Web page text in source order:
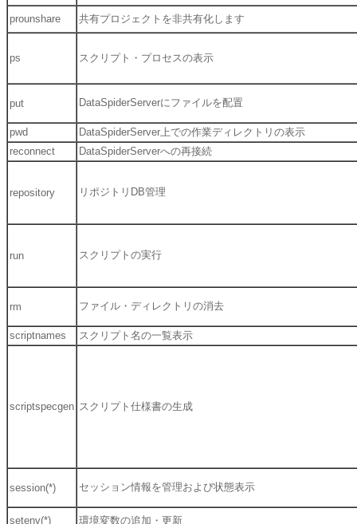
prounshare 共有プロジェクトを非共有化します
ps スクリプト・プロセスの表示
put DataSpiderServerにファイルを配置
pwd
DataSpiderServer上での作業ディレクトリの表示
reconnect
DataSpiderServerへの再接続
repository リポジトリDB管理
run スクリプトの実行
rm ファイル・ディレクトリの消去
scriptnames スクリプト名の一覧表示
scriptspecgen スクリプト仕様書の生成
session(*) セッション情報を管理および状態表示
setenv(*) 環境変数の追加・更新